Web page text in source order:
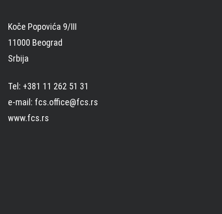
Koče Popovića 9/III
11000 Beograd
Srbija
Tel: +381 11 262 51 31
e-mail: fcs.office@fcs.rs
www.fcs.rs